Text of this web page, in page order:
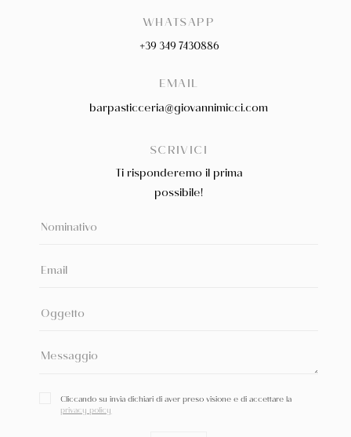
WHATSAPP
+39 349 7430886
EMAIL
barpasticceria@giovannimicci.com
SCRIVICI
Ti risponderemo il prima
possibile!
Cliccando su invia dichiari di aver preso visione e di accettare la
privacy policy